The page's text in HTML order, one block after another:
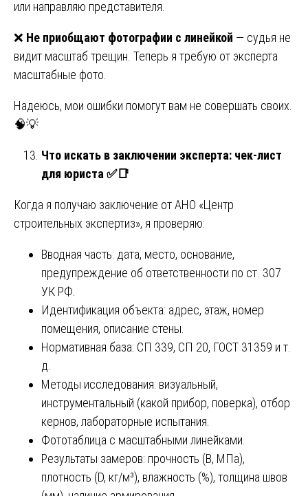
или направляю представителя.
❌ Не приобщают фотографии с линейкой — судья не
видит масштаб трещин. Теперь я требую от эксперта
масштабные фото.
Надеюсь, мои ошибки помогут вам не совершать своих.
🧠💡
Что искать в заключении эксперта: чек-лист
для юриста ✅📑
Когда я получаю заключение от АНО «Центр
строительных экспертиз», я проверяю:
Вводная часть: дата, место, основание,
предупреждение об ответственности по ст. 307
УК РФ.
Идентификация объекта: адрес, этаж, номер
помещения, описание стены.
Нормативная база: СП 339, СП 20, ГОСТ 31359 и т.
д.
Методы исследования: визуальный,
инструментальный (какой прибор, поверка), отбор
кернов, лабораторные испытания.
Фототаблица с масштабными линейками.
Результаты замеров: прочность (B, МПа),
плотность (D, кг/м³), влажность (%), толщина швов